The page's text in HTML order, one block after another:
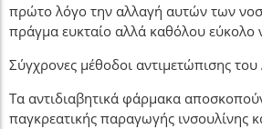
πρώτο λόγο την αλλαγή αυτών των
πράγμα ευκταίο αλλά καθόλου εύκολο
Σύγχρονες μέθοδοι αντιμετώπισης του
Τα αντιδιαβητικά φάρμακα
παγκρεατικής παραγωγής ινσουλίνης